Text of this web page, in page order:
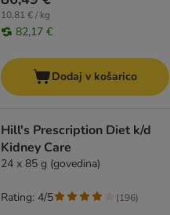
10,81 € / kg
82,17 €
Dodaj v košarico
Hill's Prescription Diet k/d
Kidney Care
24 x 85 g (govedina)
Rating: 4/5 (196)